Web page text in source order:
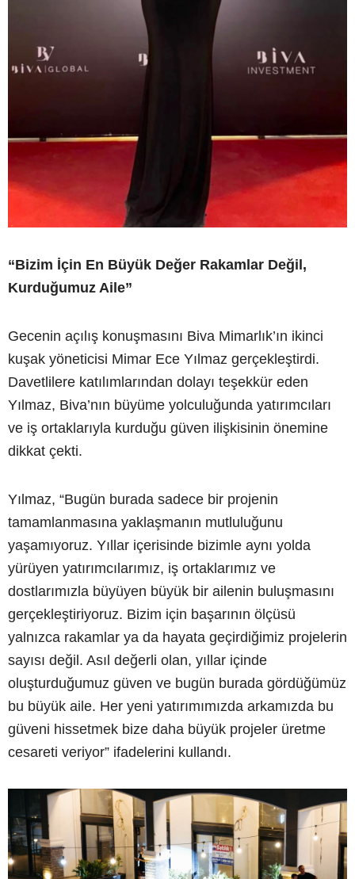
“Bizim İçin En Büyük Değer Rakamlar Değil,
Kurduğumuz Aile”
Gecenin açılış konuşmasını Biva Mimarlık’ın ikinci
kuşak yöneticisi Mimar Ece Yılmaz gerçekleştirdi.
Davetlilere katılımlarından dolayı teşekkür eden
Yılmaz, Biva’nın büyüme yolculuğunda yatırımcıları
ve iş ortaklarıyla kurduğu güven ilişkisinin önemine
dikkat çekti.
Yılmaz, “Bugün burada sadece bir projenin
tamamlanmasına yaklaşmanın mutluluğunu
yaşamıyoruz. Yıllar içerisinde bizimle aynı yolda
yürüyen yatırımcılarımız, iş ortaklarımız ve
dostlarımızla büyüyen büyük bir ailenin buluşmasını
gerçekleştiriyoruz. Bizim için başarının ölçüsü
yalnızca rakamlar ya da hayata geçirdiğimiz projelerin
sayısı değil. Asıl değerli olan, yıllar içinde
oluşturduğumuz güven ve bugün burada gördüğümüz
bu büyük aile. Her yeni yatırımımızda arkamızda bu
güveni hissetmek bize daha büyük projeler üretme
cesareti veriyor” ifadelerini kullandı.